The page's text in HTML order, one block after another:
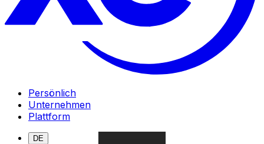
Persönlich
Unternehmen
Plattform
DE